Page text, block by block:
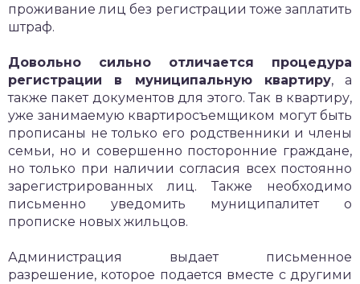
проживание лиц без регистрации тоже заплатить
штраф.
Довольно сильно отличается процедура
регистрации в муниципальную квартиру, а
также пакет документов для этого. Так в квартиру,
уже занимаемую квартиросъемщиком могут быть
прописаны не только его родственники и члены
семьи, но и совершенно посторонние граждане,
но только при наличии согласия всех постоянно
зарегистрированных лиц. Также необходимо
письменно уведомить муниципалитет о
прописке новых жильцов.
Администрация выдает письменное
разрешение, которое подается вместе с другими